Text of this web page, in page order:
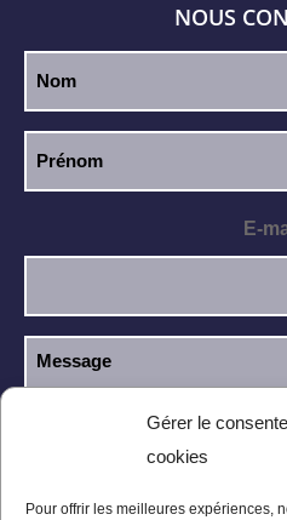
Gérer le
cookies
Pour offrir les meilleures expériences,
NOUS
E-
J’ai lu et